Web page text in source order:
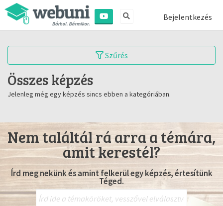
Bejelentkezés
Szűrés
Összes képzés
Jelenleg még egy képzés sincs ebben a kategóriában.
Nem találtál rá arra a témára,
amit kerestél?
Írd meg nekünk és amint felkerül egy képzés, értesítünk
Téged.